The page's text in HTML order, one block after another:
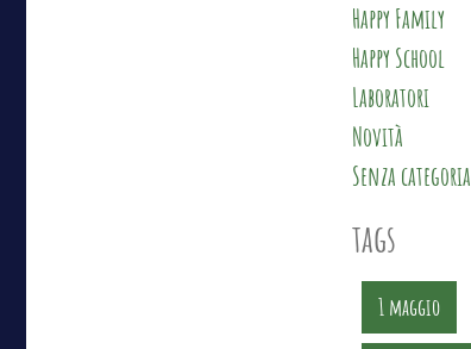
Happy Family
Happy School
Laboratori
Novità
Senza categoria
tags
1 maggio